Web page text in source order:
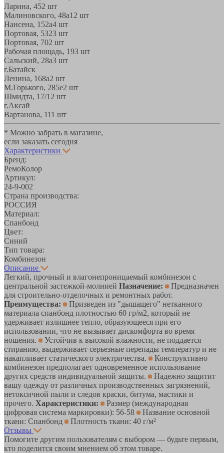
Ларина, 452 шт
Малиновского, 48а12 шт
Нансена, 152а4 шт
Портовая, 5323 шт
Портовая, 702 шт
Рабочая площадь, 193 шт
Сальский, 28a3 шт
г.Батайск
Ленина, 168а2 шт
М.Горького, 285е2 шт
Шмидта, 17/1 2 шт
г.Аксай
Вартанова, 111 шт
* Можно забрать в магазине,
если заказать сегодня
Характеристики
Бренд:
РемоКолор
Артикул:
24-9-002
Страна производства:
РОССИЯ
Материал:
Спанбонд
Цвет:
Синий
Тип товара:
Комбинезон
Описание
Легкий, прочный и влагонепроницаемый комбинезон с
центральной застежкой-молнией Назначение:
Предназначен
для строительно-отделочных и ремонтных работ.
Преимущества:
Призведен из "дышащего" нетканного
материала спанбонд плотностью 60 гр/м2, который не
удерживает излишнее тепло, образующееся при его
использовании, что не вызывает дискомфорта во время
ношения.
Устойчив к высокой влажности, не поддается
стиранию, выдерживает серьезные перепады температур и не
накапливает статического электричества.
Конструктивно
комбинезон предполагает одновременное использование
других средств индивидуальной защиты.
Надежно защитит
вашу одежду от различных производственных загрязнений,
нетоксичной пыли и следов краски, битума, мастики и
прочего. Характеристики:
Размер (международная
цифровая система маркировки): 56-58
Название основной
ткани: Спанбонд
Плотность ткани: 40 г/м²
Отзывы
Помогите другим пользователям с выбором — будьте первым,
кто поделится своим мнением об этом товаре.